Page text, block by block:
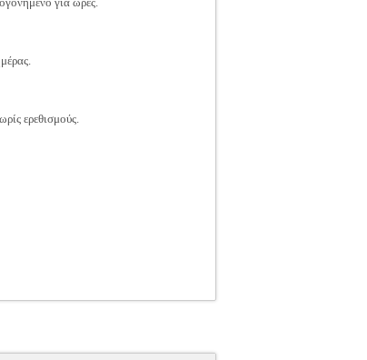
ερεθισμούς.